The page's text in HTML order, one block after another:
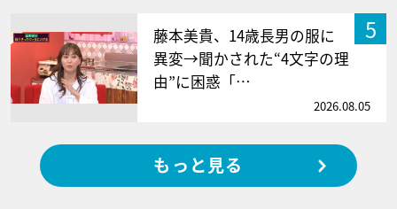
5
藤本美貴、14歳長男の服に
異変→聞かされた“4文字の理
由”に困惑「…
2026.08.05
もっと見る